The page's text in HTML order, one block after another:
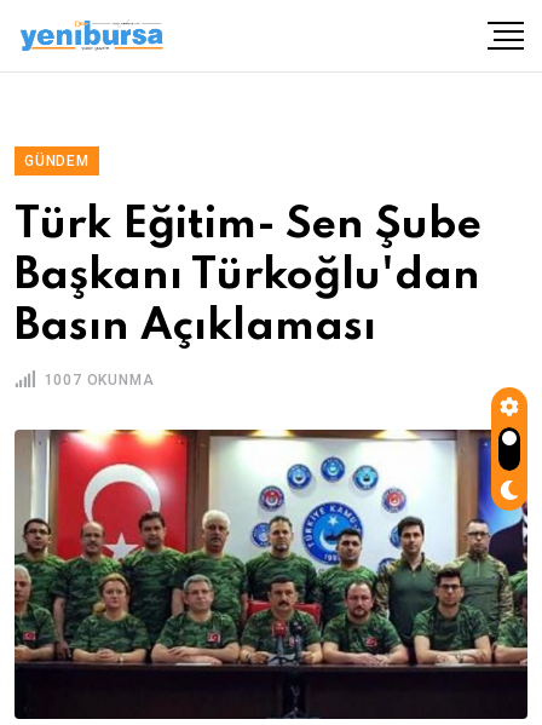
GÜNDEM
Türk Eğitim- Sen Şube
Başkanı Türkoğlu'dan
Basın Açıklaması
1007 OKUNMA